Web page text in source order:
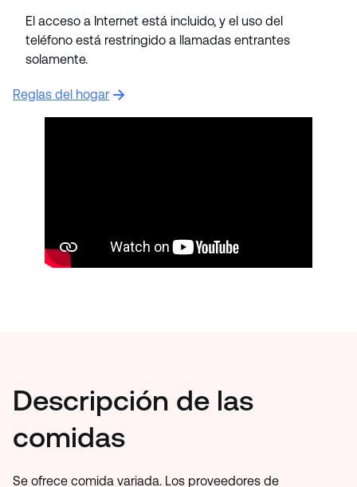
El acceso a Internet está incluido, y el uso del
teléfono está restringido a llamadas entrantes
solamente.
Reglas del hogar
Descripción de las
comidas
Se ofrece comida variada. Los proveedores de